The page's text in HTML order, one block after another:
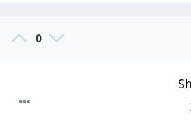
0